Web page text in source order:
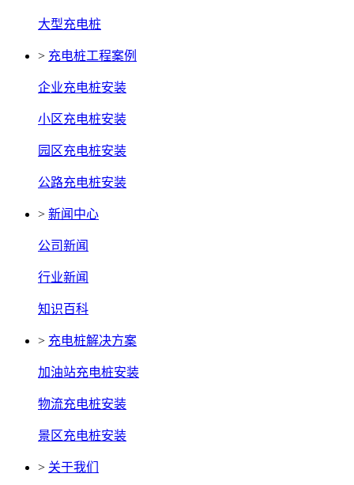
大型充电桩
> 充电桩工程案例
企业充电桩安装
小区充电桩安装
园区充电桩安装
公路充电桩安装
> 新闻中心
公司新闻
行业新闻
知识百科
> 充电桩解决方案
加油站充电桩安装
物流充电桩安装
景区充电桩安装
> 关于我们